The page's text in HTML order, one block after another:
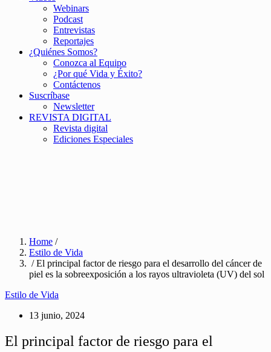
Webinars
Podcast
Entrevistas
Reportajes
¿Quiénes Somos?
Conozca al Equipo
¿Por qué Vida y Éxito?
Contáctenos
Suscríbase
Newsletter
REVISTA DIGITAL
Revista digital
Ediciones Especiales
Home /
Estilo de Vida
/ El principal factor de riesgo para el desarrollo del cáncer de
piel es la sobreexposición a los rayos ultravioleta (UV) del sol
Estilo de Vida
13 junio, 2024
El principal factor de riesgo para el